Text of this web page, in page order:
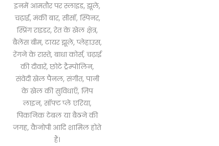
इनमें आमतौर पर स्लाइड, झूले,
चढ़ाई, मंकी बार, सीसॉ, स्पिनर,
स्प्रिंग राइडर, रेत के खेल क्षेत्र,
बैलेंस बीम, टायर झूले, प्लेहाउस,
रेंगने के रास्ते, बाधा कोर्स, चढ़ाई
की दीवारें, छोटे ट्रैम्पोलिन,
संवेदी खेल पैनल, संगीत, पानी
के खेल की सुविधाएँ, ज़िप
लाइन, सॉफ्ट प्ले एरिया,
पिकनिक टेबल या बैठने की
जगह, कैनोपी आदि शामिल होते
हैं।